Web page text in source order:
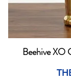
Beehive XO